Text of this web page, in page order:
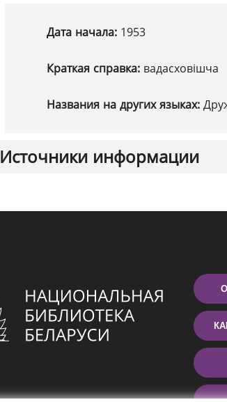
Дата начала: 1953
Краткая справка: вадасховішча
Названия на других языках:
Источники информации